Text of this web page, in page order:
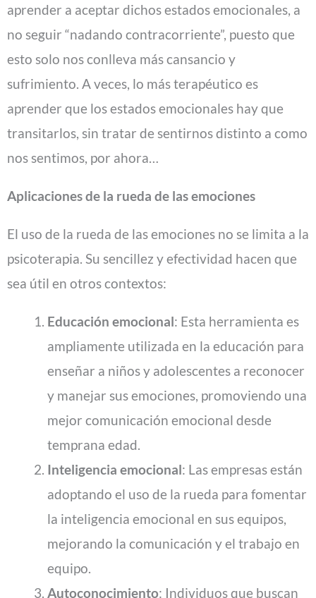
aprender a aceptar dichos estados emocionales, a
no seguir “nadando contracorriente”, puesto que
esto solo nos conlleva más cansancio y
sufrimiento. A veces, lo más terapéutico es
aprender que los estados emocionales hay que
transitarlos, sin tratar de sentirnos distinto a como
nos sentimos, por ahora…
Aplicaciones de la rueda de las emociones
El uso de la rueda de las emociones no se limita a la
psicoterapia. Su sencillez y efectividad hacen que
sea útil en otros contextos:
Educación emocional: Esta herramienta es
ampliamente utilizada en la educación para
enseñar a niños y adolescentes a reconocer
y manejar sus emociones, promoviendo una
mejor comunicación emocional desde
temprana edad.
Inteligencia emocional: Las empresas están
adoptando el uso de la rueda para fomentar
la inteligencia emocional en sus equipos,
mejorando la comunicación y el trabajo en
equipo.
Autoconocimiento: Individuos que buscan